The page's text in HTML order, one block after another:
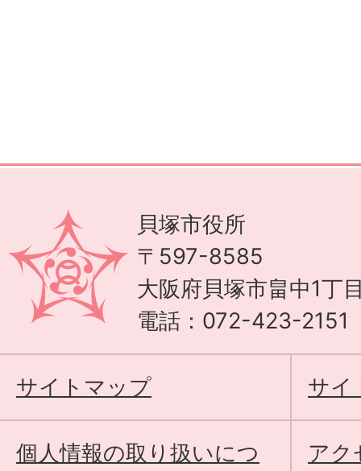
貝塚市役所
〒597-8585
大阪府貝塚市畠中1丁
電話：072-423-2151
サイトマップ サイ
個人情報の取り扱いにつ
アク